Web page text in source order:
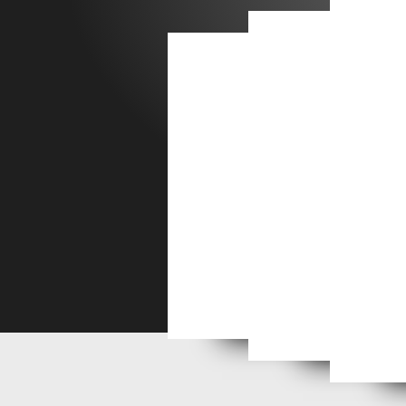
Inspirations
PETIT DELIRES Y & C by